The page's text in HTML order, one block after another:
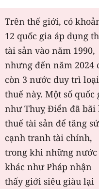
Trên thế giới, có
12 quốc gia áp dụng
tài sản vào năm 1990,
nhưng đến năm 2024
còn 3 nước duy trì loại
thuế này. Một số quốc
như Thuỵ Điển đã bãi
thuế tài sản để tăng
cạnh tranh tài chính,
trong khi những nước
khác như Pháp nhận
thấy giới siêu giàu lại